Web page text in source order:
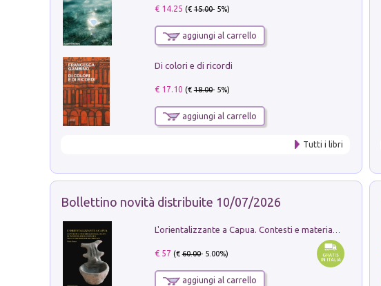
€ 14.25 (€15.00- 5%)
aggiungi al carrello
Di colori e di ricordi
€ 17.10 (€18.00- 5%)
aggiungi al carrello
Tutti i libri
Bollettino novità distribuite 10/07/2026
€ 57 (€60.00- 5.00%)
aggiungi al carrello